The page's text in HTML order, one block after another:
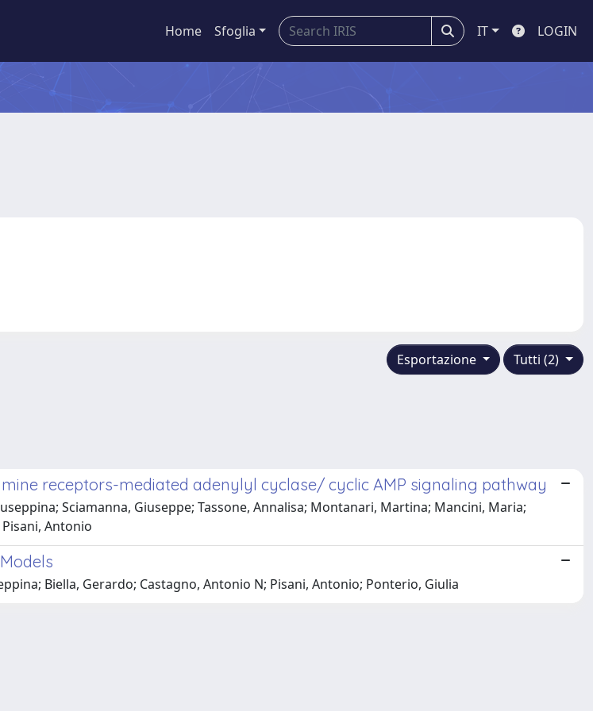
Home Sfoglia IT LOGIN
Tutti (2)
Esportazione
receptors-mediated adenylyl cyclase/ cyclic AMP signaling pathway
Sciamanna, Giuseppe; Tassone, Annalisa; Montanari, Martina; Mancini, Maria;
Antonio
Biella, Gerardo; Castagno, Antonio N; Pisani, Antonio; Ponterio, Giulia